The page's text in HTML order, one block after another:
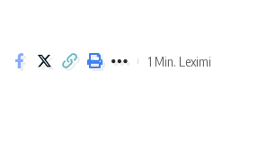
1 Min. Leximi